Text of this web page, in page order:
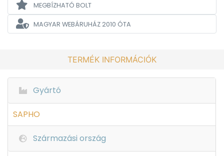
MEGBÍZHATÓ BOLT
MAGYAR WEBÁRUHÁZ2010 ÓTA
TERMÉK INFORMÁCIÓK
Gyártó
SAPHO
Származási ország